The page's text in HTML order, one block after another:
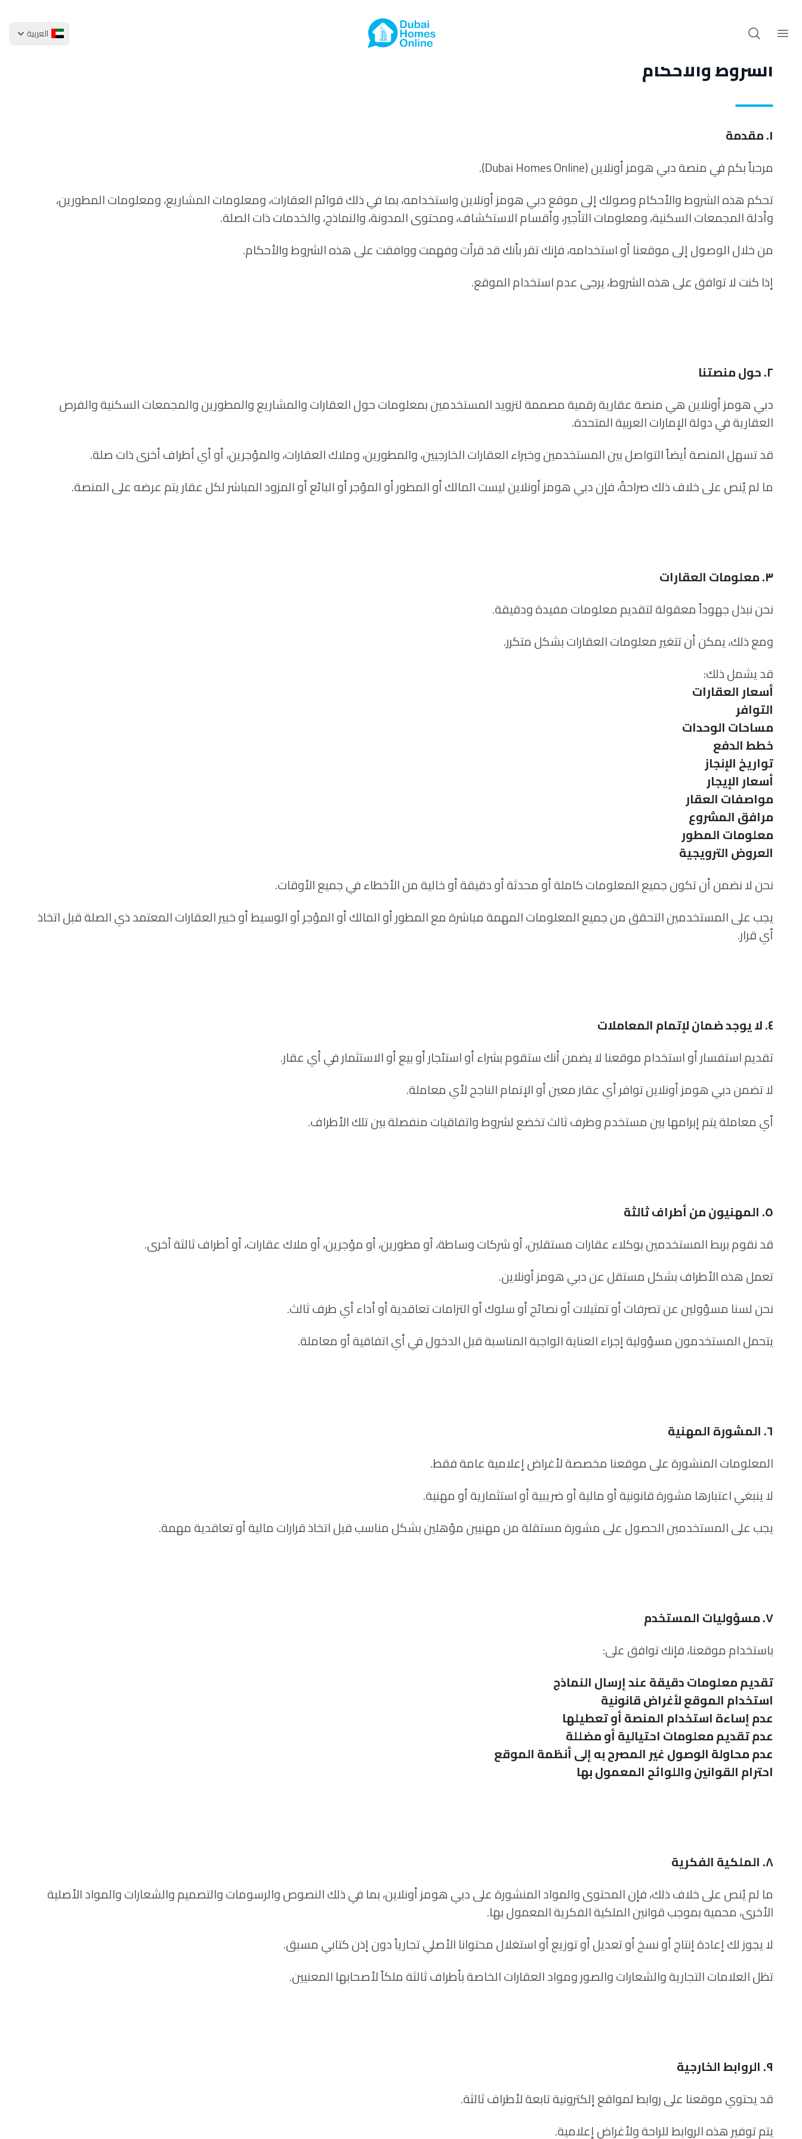
العربية
الشروط والأحكام
١. مقدمة
مرحباً بكم في منصة دبي هومز أونلاين (Dubai Homes Online).
تحكم هذه الشروط والأحكام وصولك إلى موقع دبي هومز أونلاين واستخدامه، بما في ذلك قوائم العقارات، ومعلومات المشاريع، ومعلومات المطورين،
وأدلة المجمعات السكنية، ومعلومات التأجير، وأقسام الاستكشاف، ومحتوى المدونة، والنماذج، والخدمات ذات الصلة.
من خلال الوصول إلى موقعنا أو استخدامه، فإنك تقر بأنك قد قرأت وفهمت ووافقت على هذه الشروط والأحكام.
إذا كنت لا توافق على هذه الشروط، يرجى عدم استخدام الموقع.
٢. حول منصتنا
دبي هومز أونلاين هي منصة عقارية رقمية مصممة لتزويد المستخدمين بمعلومات حول العقارات والمشاريع والمطورين والمجمعات السكنية والفرص
العقارية في دولة الإمارات العربية المتحدة.
قد تسهل المنصة أيضاً التواصل بين المستخدمين وخبراء العقارات الخارجيين، والمطورين، وملاك العقارات، والمؤجرين، أو أي أطراف أخرى ذات صلة.
ما لم يُنص على خلاف ذلك صراحةً، فإن دبي هومز أونلاين ليست المالك أو المطور أو المؤجر أو البائع أو المزود المباشر لكل عقار يتم عرضه على المنصة.
٣. معلومات العقارات
نحن نبذل جهوداً معقولة لتقديم معلومات مفيدة ودقيقة.
ومع ذلك، يمكن أن تتغير معلومات العقارات بشكل متكرر.
قد يشمل ذلك:
أسعار العقارات
التوافر
مساحات الوحدات
خطط الدفع
تواريخ الإنجاز
أسعار الإيجار
مواصفات العقار
مرافق المشروع
معلومات المطور
العروض الترويجية
نحن لا نضمن أن تكون جميع المعلومات كاملة أو محدثة أو دقيقة أو خالية من الأخطاء في جميع الأوقات.
يجب على المستخدمين التحقق من جميع المعلومات المهمة مباشرة مع المطور أو المالك أو المؤجر أو الوسيط أو خبير العقارات المعتمد ذي الصلة قبل اتخاذ
أي قرار.
٤. لا يوجد ضمان لإتمام المعاملات
تقديم استفسار أو استخدام موقعنا لا يضمن أنك ستقوم بشراء أو استئجار أو بيع أو الاستثمار في أي عقار.
لا تضمن دبي هومز أونلاين توافر أي عقار معين أو الإتمام الناجح لأي معاملة.
أي معاملة يتم إبرامها بين مستخدم وطرف ثالث تخضع لشروط واتفاقيات منفصلة بين تلك الأطراف.
٥. المهنيون من أطراف ثالثة
قد نقوم بربط المستخدمين بوكلاء عقارات مستقلين، أو شركات وساطة، أو مطورين، أو مؤجرين، أو ملاك عقارات، أو أطراف ثالثة أخرى.
تعمل هذه الأطراف بشكل مستقل عن دبي هومز أونلاين.
نحن لسنا مسؤولين عن تصرفات أو تمثيلات أو نصائح أو سلوك أو التزامات تعاقدية أو أداء أي طرف ثالث.
يتحمل المستخدمون مسؤولية إجراء العناية الواجبة المناسبة قبل الدخول في أي اتفاقية أو معاملة.
٦. المشورة المهنية
المعلومات المنشورة على موقعنا مخصصة لأغراض إعلامية عامة فقط.
لا ينبغي اعتبارها مشورة قانونية أو مالية أو ضريبية أو استثمارية أو مهنية.
يجب على المستخدمين الحصول على مشورة مستقلة من مهنيين مؤهلين بشكل مناسب قبل اتخاذ قرارات مالية أو تعاقدية مهمة.
٧. مسؤوليات المستخدم
باستخدام موقعنا، فإنك توافق على:
تقديم معلومات دقيقة عند إرسال النماذج
استخدام الموقع لأغراض قانونية
عدم إساءة استخدام المنصة أو تعطيلها
عدم تقديم معلومات احتيالية أو مضللة
عدم محاولة الوصول غير المصرح به إلى أنظمة الموقع
احترام القوانين واللوائح المعمول بها
٨. الملكية الفكرية
ما لم يُنص على خلاف ذلك، فإن المحتوى والمواد المنشورة على دبي هومز أونلاين، بما في ذلك النصوص والرسومات والتصميم والشعارات والمواد الأصلية
الأخرى، محمية بموجب قوانين الملكية الفكرية المعمول بها.
لا يجوز لك إعادة إنتاج أو نسخ أو تعديل أو توزيع أو استغلال محتوانا الأصلي تجارياً دون إذن كتابي مسبق.
تظل العلامات التجارية والشعارات والصور ومواد العقارات الخاصة بأطراف ثالثة ملكاً لأصحابها المعنيين.
٩. الروابط الخارجية
قد يحتوي موقعنا على روابط لمواقع إلكترونية تابعة لأطراف ثالثة.
يتم توفير هذه الروابط للراحة ولأغراض إعلامية.